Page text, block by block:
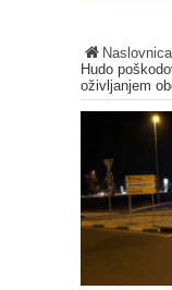
Naslovnica
Hudo
oživljanjem